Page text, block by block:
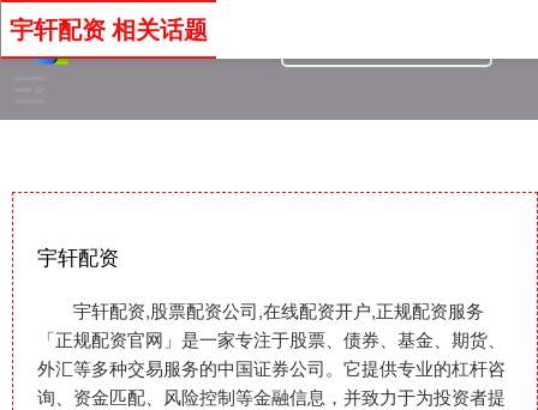
宇轩配资
宇轩配资,股票配资公司,在线配资开户,正规配资服务
「正规配资官网」是一家专注于股票、债券、基金、期货、
外汇等多种交易服务的中国证券公司。它提供专业的杠杆咨
询、资金匹配、风险控制等金融信息，并致力于为投资者提
宇轩配资 相关话题